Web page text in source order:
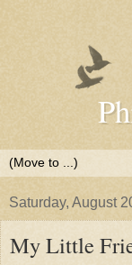
Saturday, August
My Little